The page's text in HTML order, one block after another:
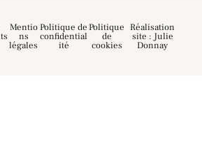
Mentio
ns
légales
Politique de
confidential
ité
Politique
de
cookies
Réalisation
site : Julie
Donnay